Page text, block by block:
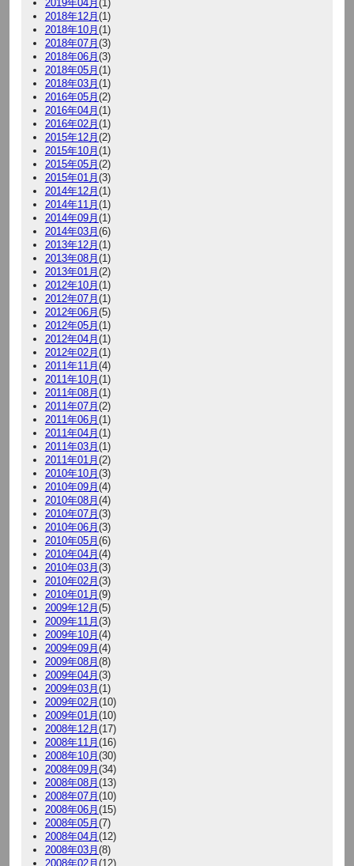
2019年04月(1)
2018年12月(1)
2018年10月(1)
2018年07月(3)
2018年06月(3)
2018年05月(1)
2018年03月(1)
2016年05月(2)
2016年04月(1)
2016年02月(1)
2015年12月(2)
2015年10月(1)
2015年05月(2)
2015年01月(3)
2014年12月(1)
2014年11月(1)
2014年09月(1)
2014年03月(6)
2013年12月(1)
2013年08月(1)
2013年01月(2)
2012年10月(1)
2012年07月(1)
2012年06月(5)
2012年05月(1)
2012年04月(1)
2012年02月(1)
2011年11月(4)
2011年10月(1)
2011年08月(1)
2011年07月(2)
2011年06月(1)
2011年04月(1)
2011年03月(1)
2011年01月(2)
2010年10月(3)
2010年09月(4)
2010年08月(4)
2010年07月(3)
2010年06月(3)
2010年05月(6)
2010年04月(4)
2010年03月(3)
2010年02月(3)
2010年01月(9)
2009年12月(5)
2009年11月(3)
2009年10月(4)
2009年09月(4)
2009年08月(8)
2009年04月(3)
2009年03月(1)
2009年02月(10)
2009年01月(10)
2008年12月(17)
2008年11月(16)
2008年10月(30)
2008年09月(34)
2008年08月(13)
2008年07月(10)
2008年06月(15)
2008年05月(7)
2008年04月(12)
2008年03月(8)
2008年02月(12)